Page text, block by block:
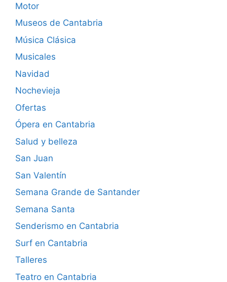
Motor
Museos de Cantabria
Música Clásica
Musicales
Navidad
Nochevieja
Ofertas
Ópera en Cantabria
Salud y belleza
San Juan
San Valentín
Semana Grande de Santander
Semana Santa
Senderismo en Cantabria
Surf en Cantabria
Talleres
Teatro en Cantabria